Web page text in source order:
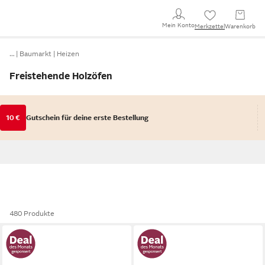
Mein KontoMerkzettel Warenkorb
… Baumarkt Heizen
Freistehende Holzöfen
10 € Gutschein für deine erste Bestellung
480 Produkte